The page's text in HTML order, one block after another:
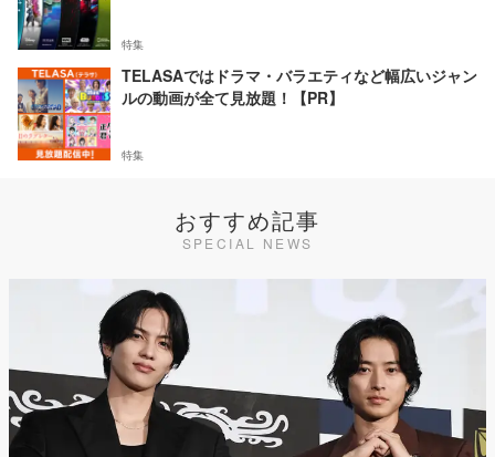
特集
TELASAではドラマ・バラエティなど幅広いジャン
ルの動画が全て見放題！【PR】
特集
おすすめ記事
SPECIAL NEWS